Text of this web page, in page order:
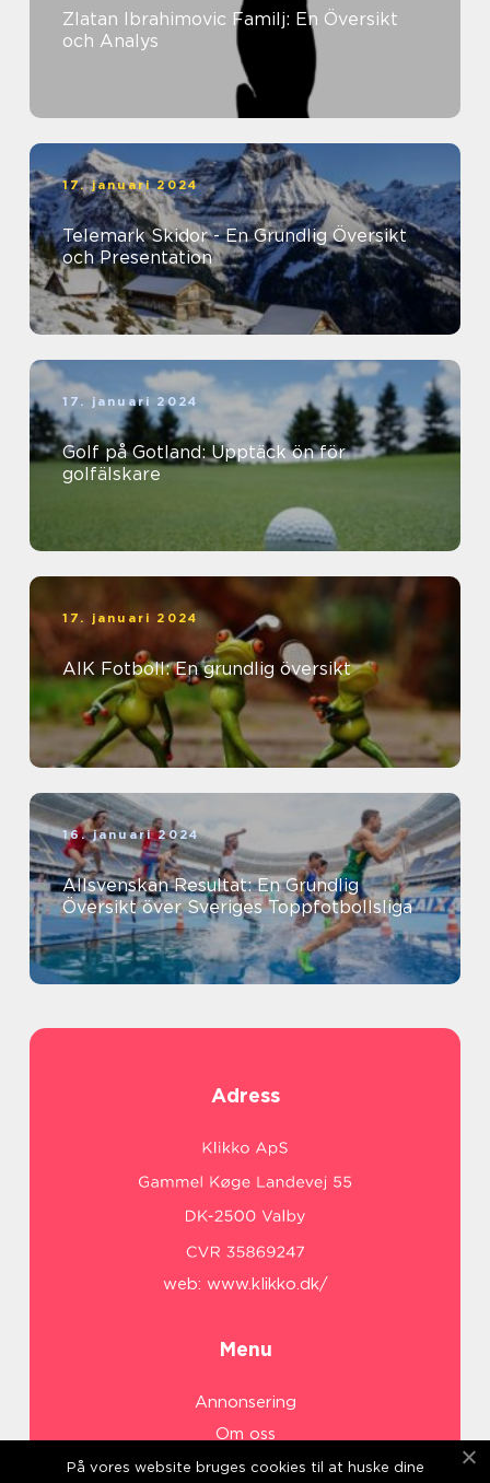
Zlatan Ibrahimovic Familj: En Översikt
och Analys
17. januari 2024
Telemark Skidor - En Grundlig Översikt
och Presentation
17. januari 2024
Golf på Gotland: Upptäck ön för
golfälskare
17. januari 2024
AIK Fotboll: En grundlig översikt
16. januari 2024
Allsvenskan Resultat: En Grundlig
Översikt över Sveriges Toppfotbollsliga
Adress
web: www.klikko.dk/
Menu
Annonsering
Om oss
Cookies
På vores website bruges cookies til at huske dine